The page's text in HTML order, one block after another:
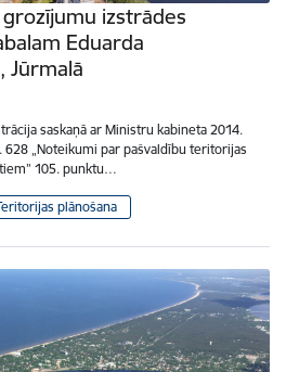
izstrādes
Eduarda
Jūrmalā
saskaņā ar Ministru kabineta 2014.
„Noteikumi par pašvaldību teritorijas
105. punktu…
plānošana